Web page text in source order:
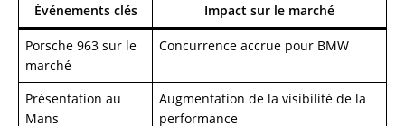
Événements clés Impact sur le marché
Porsche 963 sur le
marché
Concurrence accrue pour BMW
Présentation au
Mans
Augmentation de la visibilité de la
performance